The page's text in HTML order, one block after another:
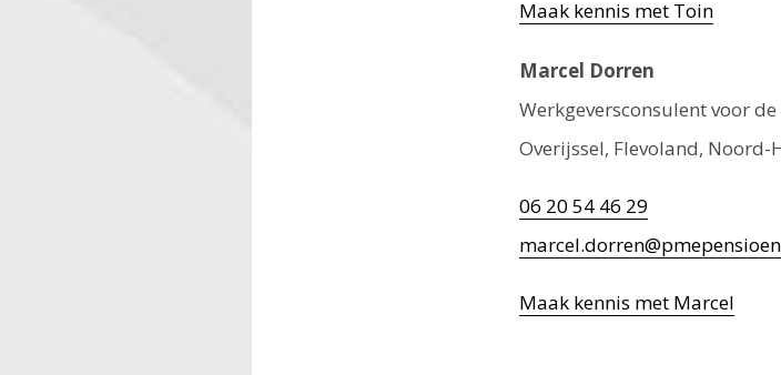
Maak kennis met Toin
Marcel Dorren
Werkgeversconsulent voor
Overijssel, Flevoland,
06 20 54 46 29
Maak kennis met Marcel